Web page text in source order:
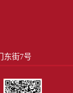
东街7号